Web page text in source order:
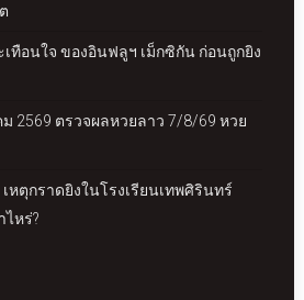
ทือนใจ ของอินฟลูฯ เม็กซิกัน ก่อนถูกยิง
2569 ตรวจผลหวยลาว 7/8/69 หวย
เหตุกราดยิงในโรงเรียนเทพศิรินทร์
หร่?